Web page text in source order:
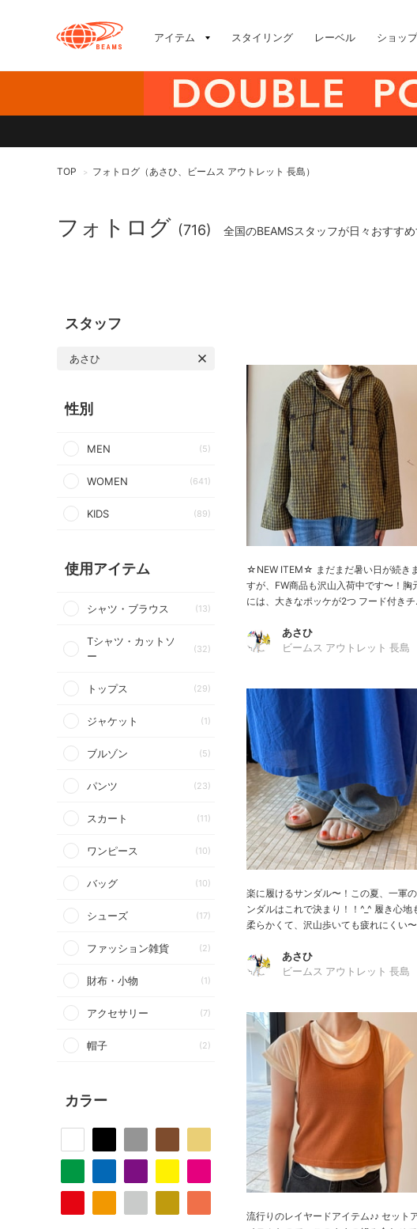
アイテム スタイリング レーベル ショップ
TOP > フォトログ（あさひ、ビームス アウトレット 長島）
フォトログ (716) 全国のBEAMSスタッフが日々おすす
スタッフ
あさひ
性別
MEN (5)
WOMEN (641)
KIDS (89)
使用アイテム
シャツ・ブラウス (13)
Tシャツ・カットソ
ー
(32)
トップス (29)
ジャケット (1)
ブルゾン (5)
パンツ (23)
スカート (11)
ワンピース (10)
バッグ (10)
シューズ (17)
ファッション雑貨 (2)
財布・小物 (1)
アクセサリー (7)
帽子 (2)
カラー
☆NEW ITEM☆ まだまだ暑い日が続きま
すが、FW商品も沢山入荷中です〜！胸
には、大きなポッケが2つ フード付きチ
あさひ
ビームス アウトレット 長島
楽に履けるサンダル〜！この夏、一軍
ンダルはこれで決まり！！^_^ 履き心地
柔らかくて、沢山歩いても疲れにくい
あさひ
ビームス アウトレット 長島
流行りのレイヤードアイテム♪♪ セット